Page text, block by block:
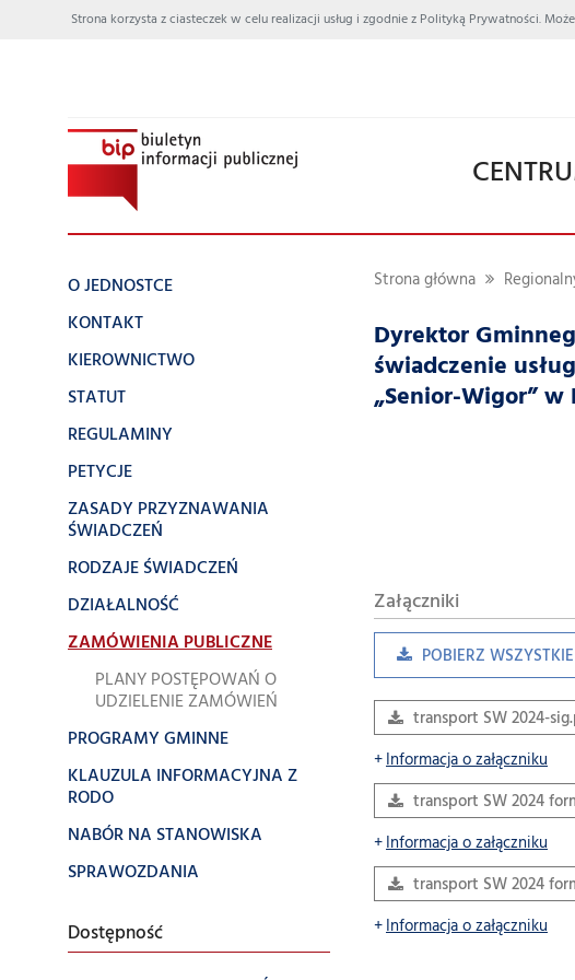
Strona korzysta z ciasteczek w celu realizacji usług i zgodnie z Polityką Prywatności.
O JEDNOSTCE
KONTAKT
KIEROWNICTWO
STATUT
REGULAMINY
PETYCJE
ZASADY PRZYZNAWANIA
ŚWIADCZEŃ
RODZAJE ŚWIADCZEŃ
DZIAŁALNOŚĆ
ZAMÓWIENIA PUBLICZNE
PLANY POSTĘPOWAŃ O
UDZIELENIE ZAMÓWIEŃ
PROGRAMY GMINNE
KLAUZULA INFORMACYJNA Z
RODO
NABÓR NA STANOWISKA
SPRAWOZDANIA
Dostępność
Strona główna
Dyrektor
świadczenie
„Senior-Wigor”
Załączniki
POBIERZ
transport SW 2024-
Informacja o załączniku
transport SW 2024
Informacja o załączniku
transport SW 2024
Informacja o załączniku